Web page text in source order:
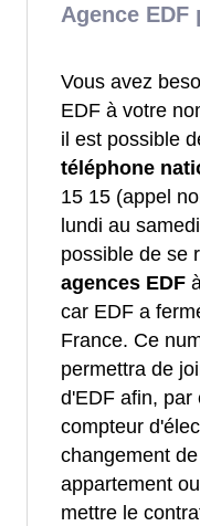
Agence
Vous avez
EDF à votre
il est possible
téléphone
15 15 (appel
lundi au
possible de se
agences EDF
car EDF a
France. Ce
permettra de
d'EDF afin, par
compteur
changement
appartement
mettre le